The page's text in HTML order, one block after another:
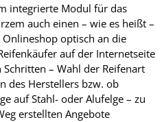
integrierte Modul für das
auch einen – wie es heißt –
optisch an die
auf der Internetseite
– Wahl der Reifenart
des Herstellers bzw. ob
auf Stahl- oder Alufelge – zu
erstellten Angebote